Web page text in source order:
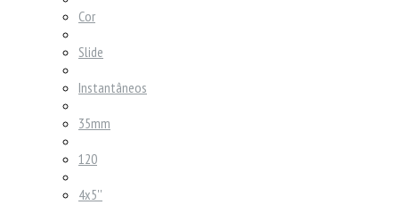
Cor
Slide
Instantâneos
35mm
120
4x5''